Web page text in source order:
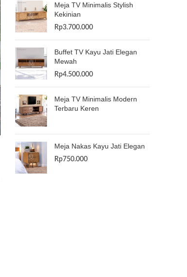
Meja TV Minimalis Stylish
Kekinian
Rp3.700.000
Buffet TV Kayu Jati Elegan
Mewah
Rp4.500.000
Meja TV Minimalis Modern
Terbaru Keren
Meja Nakas Kayu Jati Elegan
Rp750.000